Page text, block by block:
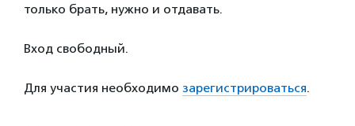
только брать, нужно и отдавать.
Вход свободный.
Для участия необходимо зарегистрироваться.